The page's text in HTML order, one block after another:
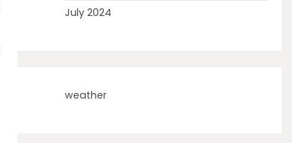
July 2024
weather